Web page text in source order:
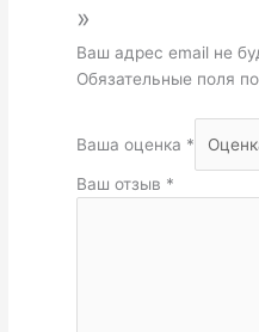
»
Ваш адрес email не
Обязательные поля
Ваша оценка *
Ваш отзыв *